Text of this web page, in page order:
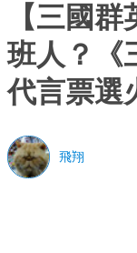
【三國
班人？《
代言票選
飛翔